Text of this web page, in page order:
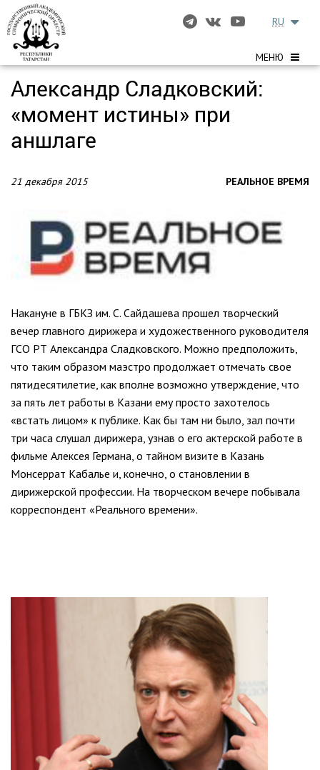
МЕНЮ
RU
Александр Сладковский:
«момент истины» при
аншлаге
21 декабря 2015 РЕАЛЬНОЕ ВРЕМЯ
Накануне в ГБКЗ им. С. Сайдашева прошел творческий
вечер главного дирижера и художественного руководителя
ГСО РТ Александра Сладковского. Можно предположить,
что таким образом маэстро продолжает отмечать свое
пятидесятилетие, как вполне возможно утверждение, что
за пять лет работы в Казани ему просто захотелось
«встать лицом» к публике. Как бы там ни было, зал почти
три часа слушал дирижера, узнав о его актерской работе в
фильме Алексея Германа, о тайном визите в Казань
Монсеррат Кабалье и, конечно, о становлении в
дирижерской профессии. На творческом вечере побывала
корреспондент «Реального времени».